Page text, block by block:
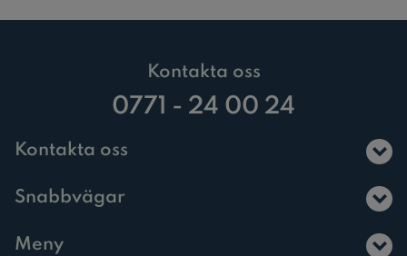
Kontakta oss
0771 - 24 00 24
Kontakta oss
Snabbvägar
Meny